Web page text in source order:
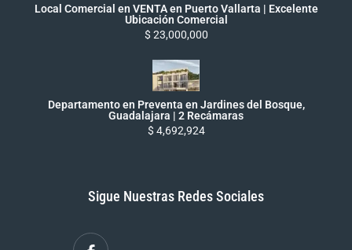
Local Comercial en VENTA en Puerto Vallarta | Excelente
Ubicación Comercial
$ 23,000,000
Departamento en Preventa en Jardines del Bosque,
Guadalajara | 2 Recámaras
$ 4,692,924
Sigue Nuestras Redes Sociales